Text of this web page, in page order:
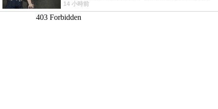
習慣一如縱容，成了再難輕輕放下的罪證
14 小時前